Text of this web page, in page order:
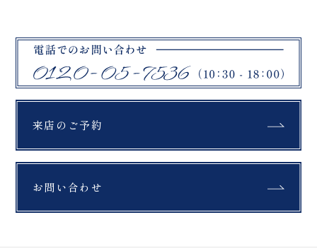
来店のご予約
お問い合わせ